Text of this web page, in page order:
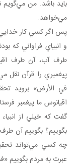
بايد باشد. من
مي‌خواهد.
پس اگر کسي کار خدايي
و انبياي فراواني که
طرف آب، آن طرف
پيغمبري را قرآن نقل
في الأرض» برويد
اقيانوس ما پيغمبر
گفت که خيلي از
بگوييم؟ بگوييم آن
چه کسي مي‌تواند
عبرت به مردم بگوييم